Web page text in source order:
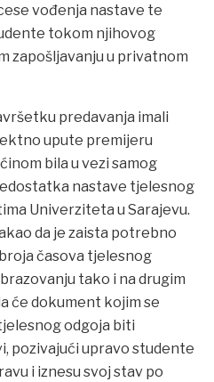
vođenja nastave te
tokom njihovog
zapošljavanju u privatnom
predavanja imali
upute premijeru
bila u vezi samog
nastave tjelesnog
Univerziteta u Sarajevu.
da je zaista potrebno
časova tjelesnog
tako i na drugim
će dokument kojim se
odgoja biti
pozivajući upravo studente
i iznesu svoj stav po